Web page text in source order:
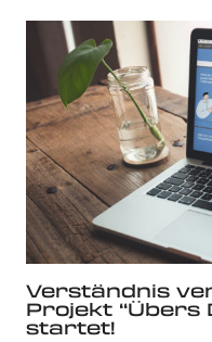
Verständnis
Projekt “Übers
startet!